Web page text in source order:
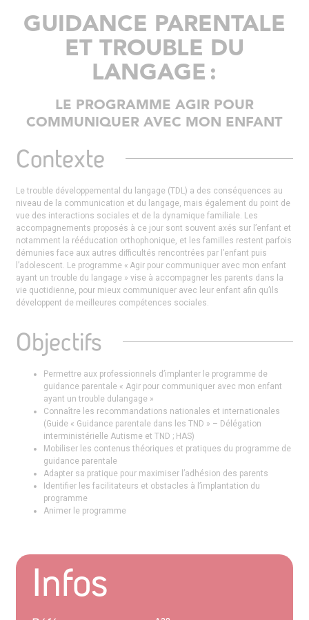
GUIDANCE PARENTALE
ET TROUBLE DU
LANGAGE :
LE PROGRAMME AGIR POUR
COMMUNIQUER AVEC MON ENFANT
Contexte
Le trouble développemental du langage (TDL) a des conséquences au
niveau de la communication et du langage, mais également du point de
vue des interactions sociales et de la dynamique familiale. Les
accompagnements proposés à ce jour sont souvent axés sur l’enfant et
notamment la rééducation orthophonique, et les familles restent parfois
démunies face aux autres difficultés rencontrées par l’enfant puis
l’adolescent. Le programme « Agir pour communiquer avec mon enfant
ayant un trouble du langage » vise à accompagner les parents dans la
vie quotidienne, pour mieux communiquer avec leur enfant afin qu’ils
développent de meilleures compétences sociales.
Objectifs
Permettre aux professionnels d’implanter le programme de
guidance parentale « Agir pour communiquer avec mon enfant
ayant un trouble dulangage »
Connaître les recommandations nationales et internationales
(Guide « Guidance parentale dans les TND » – Délégation
interministérielle Autisme et TND ; HAS)
Mobiliser les contenus théoriques et pratiques du programme de
guidance parentale
Adapter sa pratique pour maximiser l’adhésion des parents
Identifier les facilitateurs et obstacles à l’implantation du
programme
Animer le programme
Infos